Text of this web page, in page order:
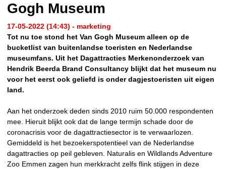
Gogh Museum
17-05-2022 (14:43) - marketing
Tot nu toe stond het Van Gogh Museum alleen op de
bucketlist van buitenlandse toeristen en Nederlandse
museumfans. Uit het Dagattracties Merkenonderzoek van
Hendrik Beerda Brand Consultancy blijkt dat het museum nu
voor het eerst ook geliefd is onder dagjestoeristen uit eigen
land.
Aan het onderzoek deden sinds 2010 ruim 50.000 respondenten
mee. Hieruit blijkt ook dat de lange termijn schade door de
coronacrisis voor de dagattractiesector is te verwaarlozen.
Gemiddeld is het bezoekerspotentieel van de Nederlandse
dagattracties op peil gebleven. Naturalis en Wildlands Adventure
Zoo Emmen zagen hun merkkracht zelfs flink stijgen in deze